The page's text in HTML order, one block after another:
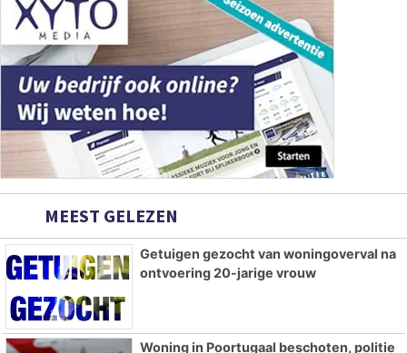
MEEST GELEZEN
Getuigen gezocht van woningoverval na
ontvoering 20-jarige vrouw
Woning in Poortugaal beschoten, politie